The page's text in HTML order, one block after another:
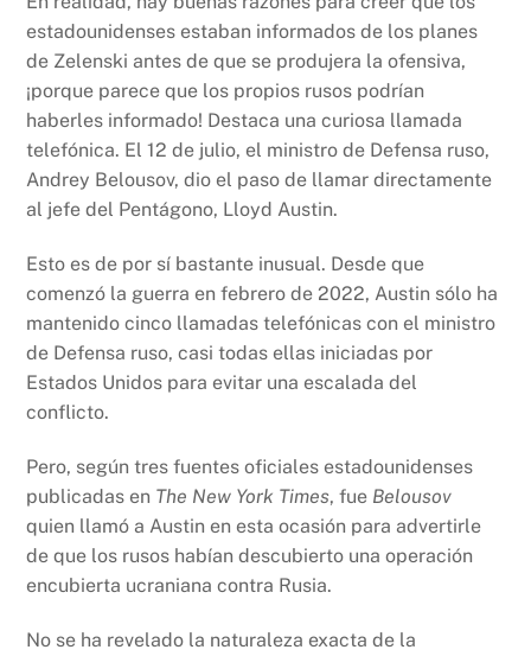
estadounidenses estaban informados de los planes
de Zelenski antes de que se produjera la ofensiva,
¡porque parece que los propios rusos podrían
haberles informado! Destaca una curiosa llamada
telefónica. El 12 de julio, el ministro de Defensa ruso,
Andrey Belousov, dio el paso de llamar directamente
al jefe del Pentágono, Lloyd Austin.
Esto es de por sí bastante inusual. Desde que
comenzó la guerra en febrero de 2022, Austin sólo ha
mantenido cinco llamadas telefónicas con el ministro
de Defensa ruso, casi todas ellas iniciadas por
Estados Unidos para evitar una escalada del
conflicto.
Pero, según tres fuentes oficiales estadounidenses
publicadas en The New York Times, fue Belousov
quien llamó a Austin en esta ocasión para advertirle
de que los rusos habían descubierto una operación
encubierta ucraniana contra Rusia.
No se ha revelado la naturaleza exacta de la